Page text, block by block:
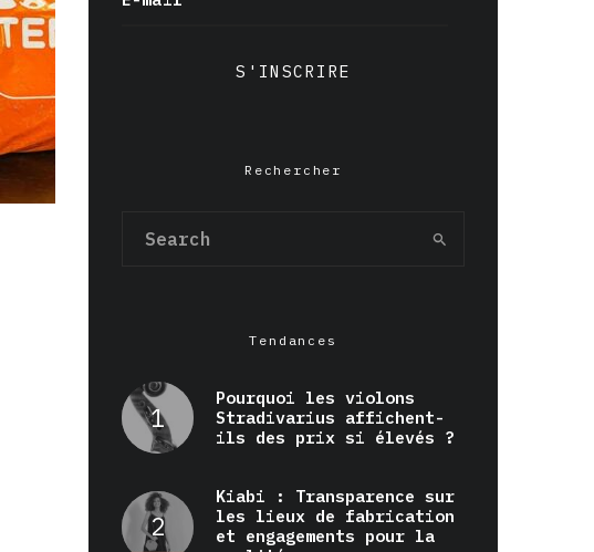
S'INSCRIRE
Rechercher
Tendances
Pourquoi les violons
Stradivarius affichent-
ils des prix si élevés ?
Kiabi : Transparence sur
les lieux de fabrication
et engagements pour la